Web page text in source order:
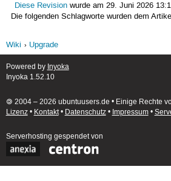
Diese Revision wurde am 29. Juni 2026
Die folgenden Schlagworte wurden dem
Wiki
Upgrade
Powered by Inyoka
Inyoka 1.52.10
🄯 2004 – 2026 ubuntuusers.de • Einige Rechte
Lizenz• Kontakt• Datenschutz• Impressum•
Serverhosting gespendet von